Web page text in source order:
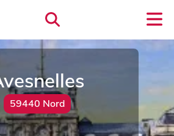
59440 Nord